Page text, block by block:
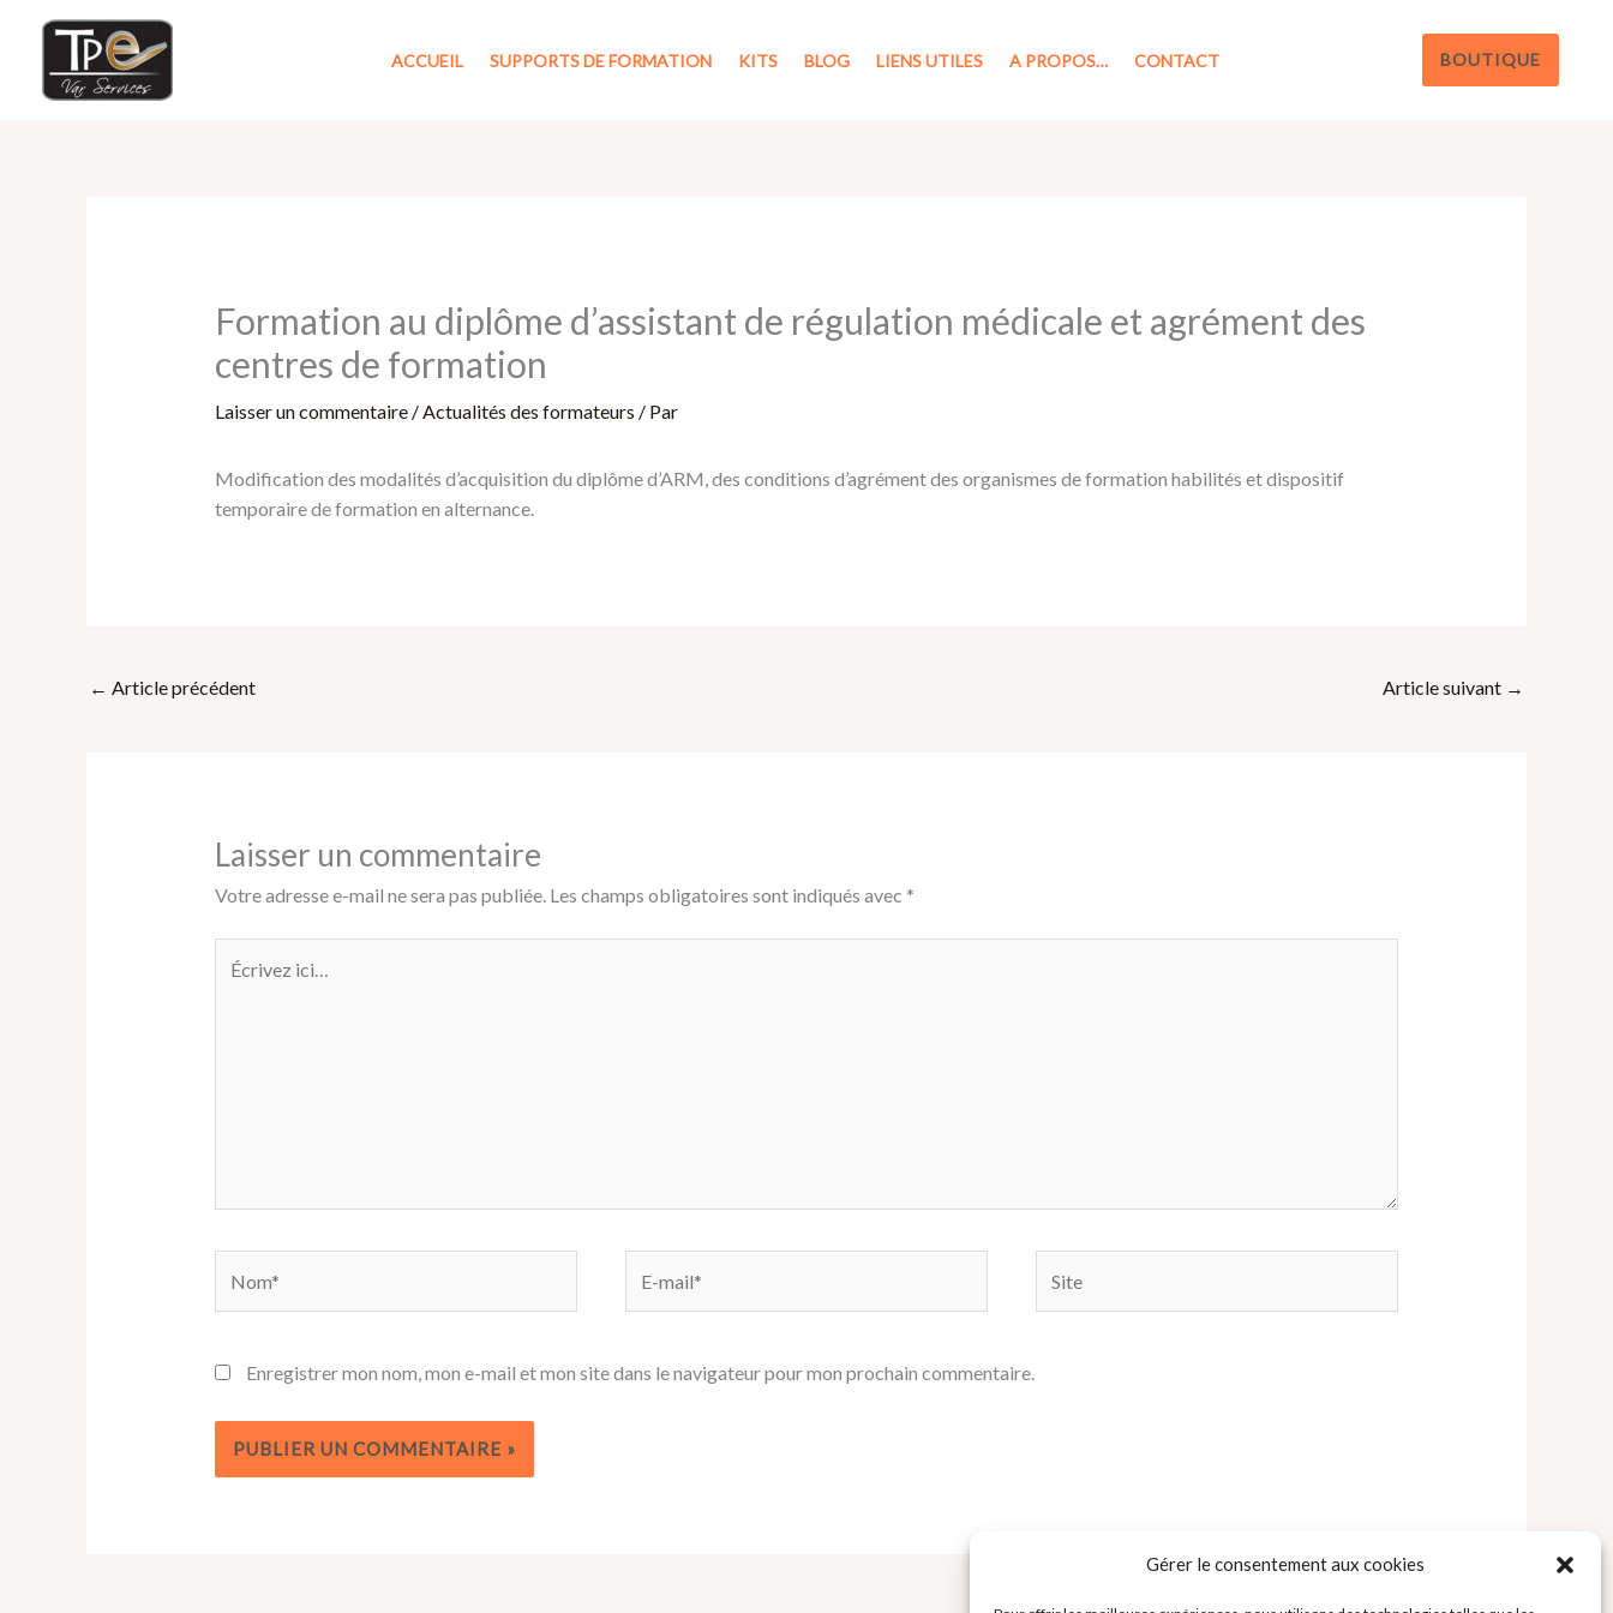
Gérer le consentement aux cookies
contenu
ACCUEIL SUPPORTS DE FORMATION KITS BLOG LIENS UTILES A PROPOS… CONTACT BOUTIQUE
Formation au diplôme d’assistant de régulation médicale et agrément des
centres de formation
Laisser un commentaire /Actualités des formateurs / Par
Modification des modalités d’acquisition du diplôme d’ARM, des conditions d’agrément des organismes de formation habilités et dispositif
temporaire de formation en alternance.
← Article précédent Article suivant →
Laisser un commentaire
Votre adresse e-mail ne sera pas publiée. Les champs obligatoires sont indiqués avec *
ici…
mail*
Enregistrer mon nom, mon e-mail et mon site dans le navigateur pour mon prochain commentaire.